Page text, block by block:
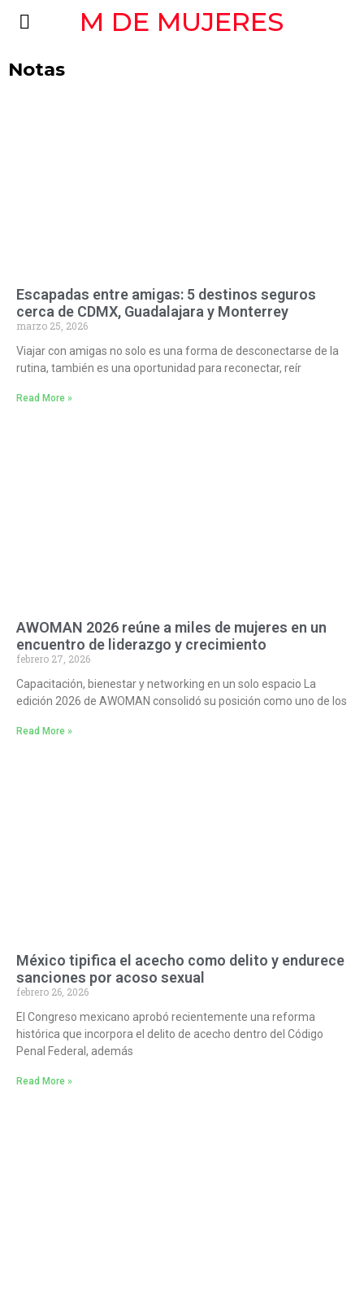
M DE MUJERES
Notas
Escapadas entre amigas: 5 destinos seguros
cerca de CDMX, Guadalajara y Monterrey
marzo 25, 2026
Viajar con amigas no solo es una forma de desconectarse de la
rutina, también es una oportunidad para reconectar, reír
Read More »
AWOMAN 2026 reúne a miles de mujeres en un
encuentro de liderazgo y crecimiento
febrero 27, 2026
Capacitación, bienestar y networking en un solo espacio La
edición 2026 de AWOMAN consolidó su posición como uno de los
Read More »
México tipifica el acecho como delito y endurece
sanciones por acoso sexual
febrero 26, 2026
El Congreso mexicano aprobó recientemente una reforma
histórica que incorpora el delito de acecho dentro del Código
Penal Federal, además
Read More »